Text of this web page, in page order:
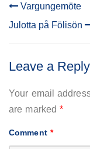
POST
NAVIGATION
Vargungemöte
Julotta på Fölisön
Leave a Reply
Your email
are marked*
Comment *